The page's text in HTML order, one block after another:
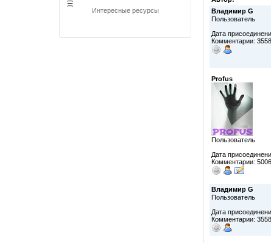
Интересные ресурсы
Владимир G
Пользователь
Дата
Комментарии: 3558
Profus
Пользователь
Дата
Комментарии: 5006
Владимир G
Пользователь
Дата
Комментарии: 3558